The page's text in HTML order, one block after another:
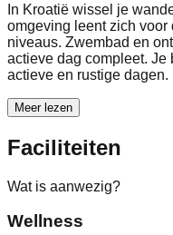
In Kroatië wissel je
omgeving leent zich
niveaus. Zwembad en
actieve dag compleet. Je
actieve en rustige dagen.
Meer lezen
Faciliteiten
Wat is aanwezig?
Wellness